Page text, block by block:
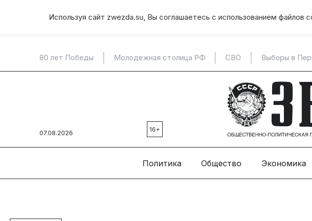
Используя сайт zwezda.su, Вы соглашаетесь с использованием файлов
80 лет Победы Молодежная столица РФ СВО Выборы в
07.08.2026 16+
Политика Общество Экономика